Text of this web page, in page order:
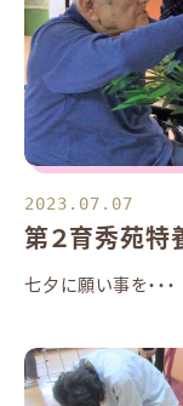
2023.07.07
第２育秀苑
七夕に願い事を・・・